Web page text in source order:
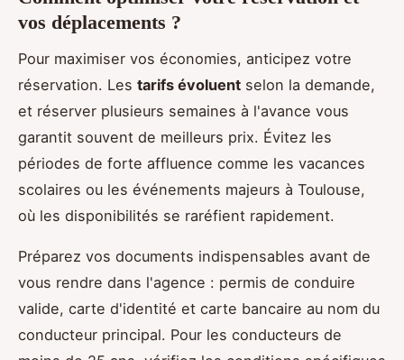
vos déplacements ?
Pour maximiser vos économies, anticipez votre
réservation. Les tarifs évoluent selon la demande,
et réserver plusieurs semaines à l'avance vous
garantit souvent de meilleurs prix. Évitez les
périodes de forte affluence comme les vacances
scolaires ou les événements majeurs à Toulouse,
où les disponibilités se raréfient rapidement.
Préparez vos documents indispensables avant de
vous rendre dans l'agence : permis de conduire
valide, carte d'identité et carte bancaire au nom du
conducteur principal. Pour les conducteurs de